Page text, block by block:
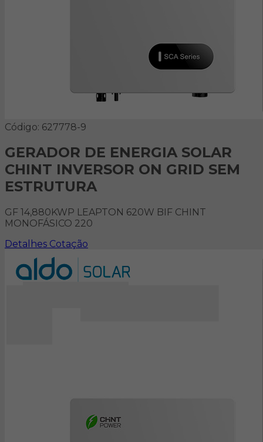
Código: 627778-9
GERADOR DE ENERGIA SOLAR
CHINT INVERSOR ON GRID SEM
ESTRUTURA
GF 14,880KWP LEAPTON 620W BIF CHINT
MONOFÁSICO 220
Detalhes Cotação